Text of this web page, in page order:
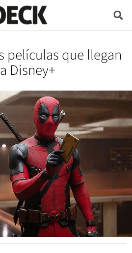
películas que llegan
Disney+